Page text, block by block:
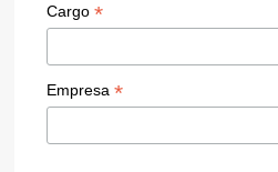
Cargo*
Empresa*